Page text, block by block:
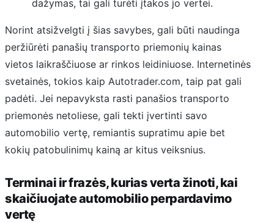
dažymas, tai gali turėti įtakos jo vertei.
Norint atsižvelgti į šias savybes, gali būti naudinga
peržiūrėti panašių transporto priemonių kainas
vietos laikraščiuose ar rinkos leidiniuose. Internetinės
svetainės, tokios kaip Autotrader.com, taip pat gali
padėti. Jei nepavyksta rasti panašios transporto
priemonės netoliese, gali tekti įvertinti savo
automobilio vertę, remiantis supratimu apie bet
kokių patobulinimų kainą ar kitus veiksnius.
Terminai ir frazės, kurias verta žinoti, kai
skaičiuojate automobilio perpardavimo
vertę